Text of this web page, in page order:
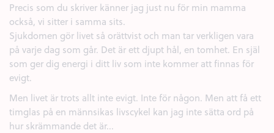
Precis som du skriver känner jag just nu för min mamma
också, vi sitter i samma sits.
Sjukdomen gör livet så orättvist och man tar verkligen vara
på varje dag som går. Det är ett djupt hål, en tomhet. En själ
som ger dig energi i ditt liv som inte kommer att finnas för
evigt.
Men livet är trots allt inte evigt. Inte för någon. Men att få ett
timglas på en männsikas livscykel kan jag inte sätta ord på
hur skrämmande det är...